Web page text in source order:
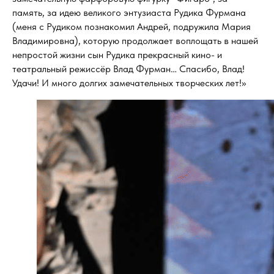
память, за идею великого энтузиаста Рудика Фурмана
(меня с Рудиком познакомил Андрей, подружила Мария
Владимировна), которую продолжает воплощать в нашей
непростой жизни сын Рудика прекрасный кино- и
театральный режиссёр Влад Фурман… Спасибо, Влад!
Удачи! И много долгих замечательных творческих лет!»